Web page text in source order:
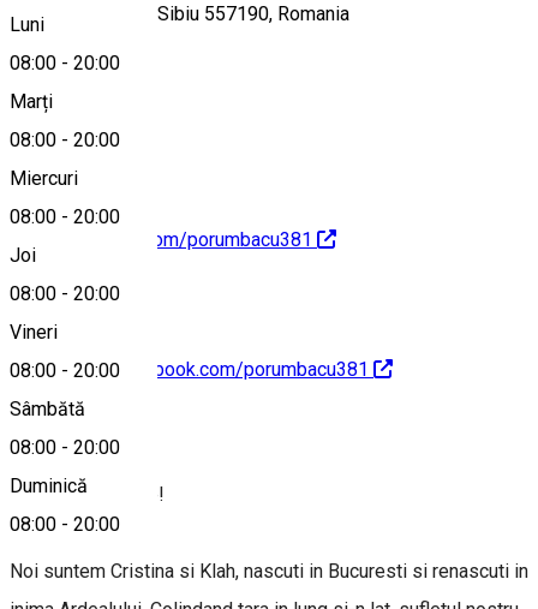
Luni
08:00 - 20:00
Marți
08:00 - 20:00
Miercuri
08:00 - 20:00
Joi
08:00 - 20:00
Vineri
08:00 - 20:00
Sâmbătă
08:00 - 20:00
Duminică
08:00 - 20:00
Strada Mare 381, Sibiu 557190, Romania
Hartă
http://facebook.com/porumbacu381
https://www.facebook.com/porumbacu381
Despre
Servus, calatorule!
Noi suntem Cristina si Klah, nascuti in Bucuresti si renascuti in